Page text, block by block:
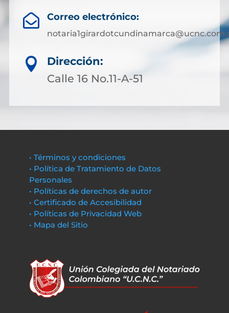
 Correo electrónico:

Dirección:
Calle 16 No.11-A-51
• Términos y condiciones
• Política de Tratamiento de Datos
Personales
• Políticas de derechos de autor
• Certificado de Accesibilidad
• Políticas de Privacidad Web
• Mapa del Sitio